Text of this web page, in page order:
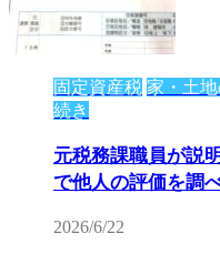
固定資産税 家・土
続き
元税務課職員が説
で他人の評価を調
2026/6/22